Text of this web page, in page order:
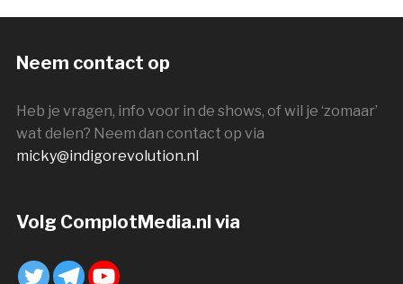
Neem contact op
Heb je vragen, info voor in de shows, of wil je ‘zomaar’
wat delen? Neem dan contact op via
micky@indigorevolution.nl
Volg ComplotMedia.nl via